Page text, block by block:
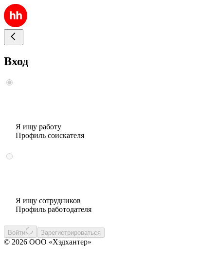
Вход
Я ищу работу
Профиль соискателя
Я ищу сотрудников
Профиль работодателя
Войти Зарегистрироваться
© 2026 ООО «Хэдхантер»